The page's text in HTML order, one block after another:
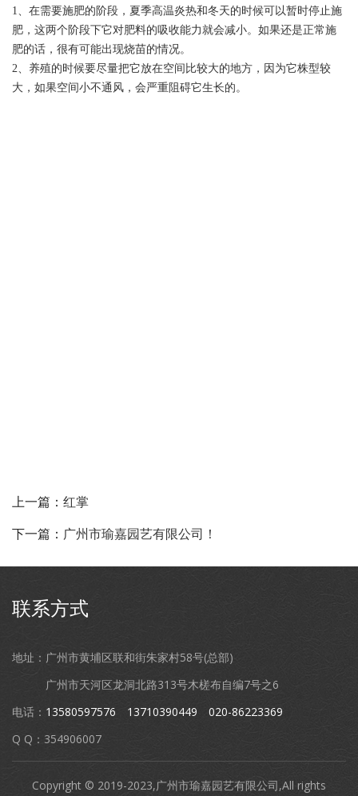
1、在需要施肥的阶段，夏季高温炎热和冬天的时候可以暂时停止施
肥，这两个阶段下它对肥料的吸收能力就会减小。如果还是正常施
肥的话，很有可能出现烧苗的情况。
2、养殖的时候要尽量把它放在空间比较大的地方，因为它株型较
大，如果空间小不通风，会严重阻碍它生长的。
上一篇： 红掌
下一篇： 广州市瑜嘉园艺有限公司！
联系方式
地址：广州市黄埔区联和街朱家村58号(总部)
广州市天河区龙洞北路313号木槎布自编7号之6
电话： 13580597576 13710390449
020-86223369
Q Q：354906007
Copyright © 2019-2023,广州市瑜嘉园艺有限公司,All rights